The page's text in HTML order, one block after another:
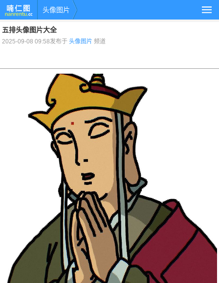
头像图片
五排头像图片大全
2025-09-08 09:58发布于头像图片 频道